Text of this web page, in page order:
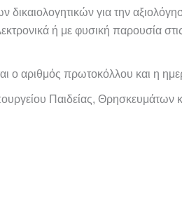
για την
ή με φυσική παρουσία
ο αριθμός πρωτοκόλλου και η
Παιδείας, Θρησκευμάτων